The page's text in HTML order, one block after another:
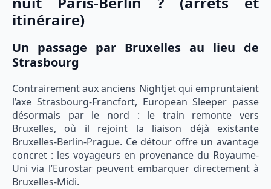
itinéraire)
Un passage par Bruxelles au lieu de
Strasbourg
Contrairement aux anciens Nightjet qui empruntaient
l’axe Strasbourg-Francfort, European Sleeper passe
désormais par le nord : le train remonte vers
Bruxelles, où il rejoint la liaison déjà existante
Bruxelles-Berlin-Prague. Ce détour offre un avantage
concret : les voyageurs en provenance du Royaume-
Uni via l’Eurostar peuvent embarquer directement à
Bruxelles-Midi.